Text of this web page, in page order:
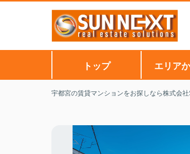
トップ エリア
宇都宮の賃貸マンションをお探しなら株式会